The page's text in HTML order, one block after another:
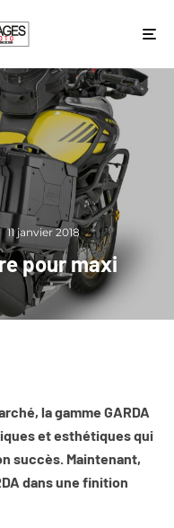
11 janvier 2018
pour maxi
la gamme GARDA
et esthétiques qui
succès. Maintenant,
dans une finition